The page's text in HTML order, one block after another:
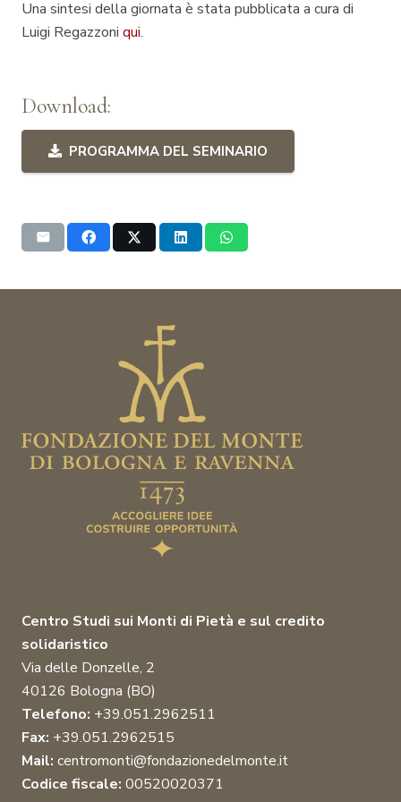
Una sintesi della giornata è stata pubblicata a cura di
Luigi Regazzoni qui.
Download:
PROGRAMMA DEL SEMINARIO
Centro Studi sui Monti di Pietà e sul credito
solidaristico
Via delle Donzelle, 2
40126 Bologna (BO)
Telefono: +39.051.2962511
Fax: +39.051.2962515
Mail: centromonti@fondazionedelmonte.it
Codice fiscale: 00520020371